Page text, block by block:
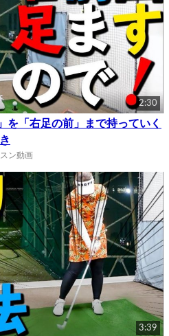
2:30
を「右足の前」まで持っていく
ン動画
3:39